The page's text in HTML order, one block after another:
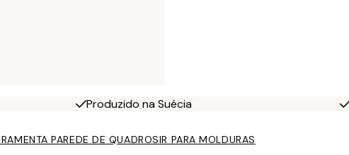
Produzido na Suécia
PAREDE DE QUADROSIR PARA MOLDURAS